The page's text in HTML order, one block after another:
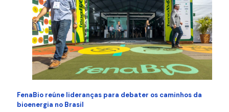
FenaBio reúne lideranças para debater os caminhos da
bioenergia no Brasil